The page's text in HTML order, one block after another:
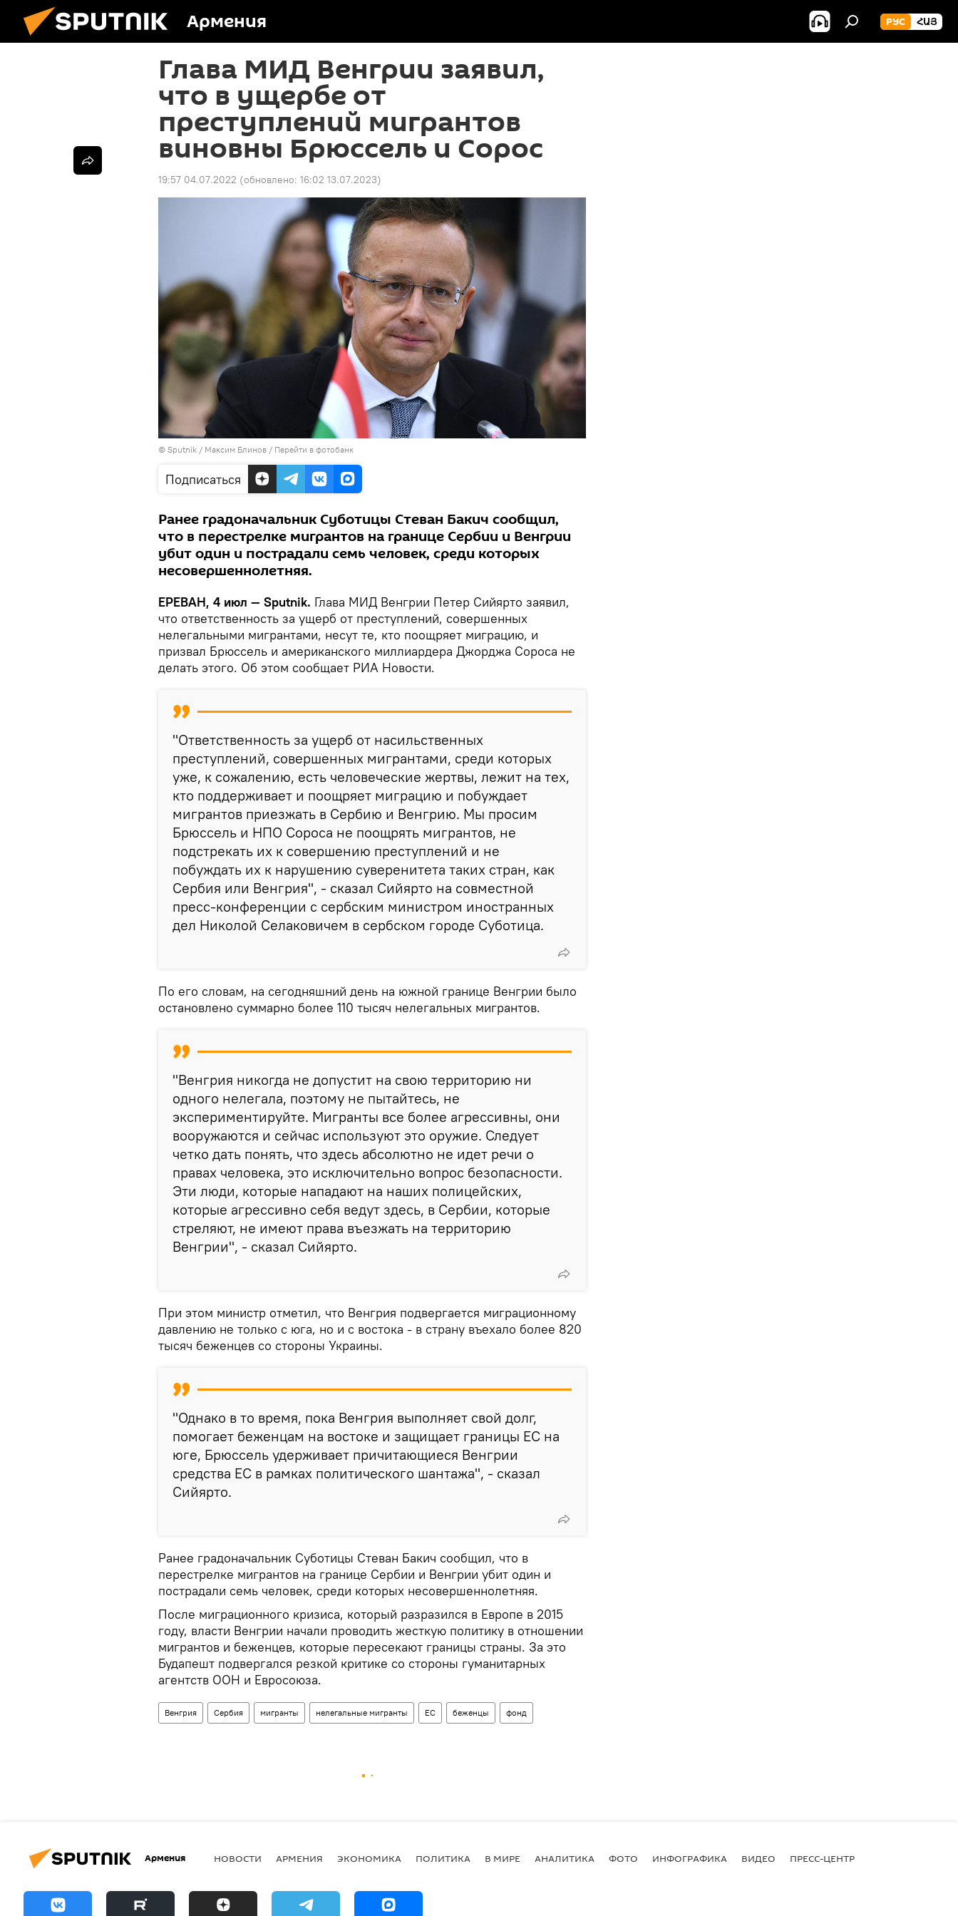
Армения РУС ՀԱՅ
Глава МИД Венгрии заявил,
что в ущербе от
преступлений мигрантов
виновны Брюссель и Сорос
19:57 04.07.2022 (обновлено: 16:02 13.07.2023)
© Sputnik / Максим Блинов / Перейти в фотобанк
Подписаться
Ранее градоначальник Суботицы Стеван Бакич сообщил,
что в перестрелке мигрантов на границе Сербии и Венгрии
убит один и пострадали семь человек, среди которых
несовершеннолетняя.
ЕРЕВАН, 4 июл — Sputnik. Глава МИД Венгрии Петер Сийярто заявил,
что ответственность за ущерб от преступлений, совершенных
нелегальными мигрантами, несут те, кто поощряет миграцию, и
призвал Брюссель и американского миллиардера Джорджа Сороса не
делать этого. Об этом сообщает РИА Новости.
"Ответственность за ущерб от насильственных
преступлений, совершенных мигрантами, среди которых
уже, к сожалению, есть человеческие жертвы, лежит на тех,
кто поддерживает и поощряет миграцию и побуждает
мигрантов приезжать в Сербию и Венгрию. Мы просим
Брюссель и НПО Сороса не поощрять мигрантов, не
подстрекать их к совершению преступлений и не
побуждать их к нарушению суверенитета таких стран, как
Сербия или Венгрия", - сказал Сийярто на совместной
пресс-конференции с сербским министром иностранных
дел Николой Селаковичем в сербском городе Суботица.
По его словам, на сегодняшний день на южной границе Венгрии было
остановлено суммарно более 110 тысяч нелегальных мигрантов.
"Венгрия никогда не допустит на свою территорию ни
одного нелегала, поэтому не пытайтесь, не
экспериментируйте. Мигранты все более агрессивны, они
вооружаются и сейчас используют это оружие. Следует
четко дать понять, что здесь абсолютно не идет речи о
правах человека, это исключительно вопрос безопасности.
Эти люди, которые нападают на наших полицейских,
которые агрессивно себя ведут здесь, в Сербии, которые
стреляют, не имеют права въезжать на территорию
Венгрии", - сказал Сийярто.
При этом министр отметил, что Венгрия подвергается миграционному
давлению не только с юга, но и с востока - в страну въехало более 820
тысяч беженцев со стороны Украины.
"Однако в то время, пока Венгрия выполняет свой долг,
помогает беженцам на востоке и защищает границы ЕС на
юге, Брюссель удерживает причитающиеся Венгрии
средства ЕС в рамках политического шантажа", - сказал
Сийярто.
Ранее градоначальник Суботицы Стеван Бакич сообщил, что в
перестрелке мигрантов на границе Сербии и Венгрии убит один и
пострадали семь человек, среди которых несовершеннолетняя.
После миграционного кризиса, который разразился в Европе в 2015
году, власти Венгрии начали проводить жесткую политику в отношении
мигрантов и беженцев, которые пересекают границы страны. За это
Будапешт подвергался резкой критике со стороны гуманитарных
агентств ООН и Евросоюза.
Венгрия Сербия мигранты нелегальные мигранты ЕС беженцы фонд
Армения НОВОСТИ АРМЕНИЯ ЭКОНОМИКА ПОЛИТИКА В МИРЕ АНАЛИТИКА ФОТО ИНФОГРАФИКА ВИДЕО ПРЕСС-ЦЕНТР